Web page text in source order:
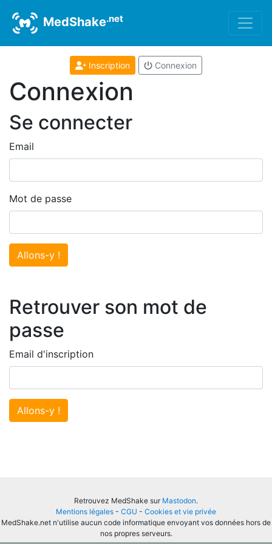
MedShake.net
Inscription Connexion
Connexion
Se connecter
Email
Mot de passe
Allons-y !
Retrouver son mot de
passe
Email d'inscription
Allons-y !
Retrouvez MedShake sur Mastodon.
Mentions légales - CGU - Cookies et vie privée
MedShake.net n'utilise aucun code informatique envoyant vos données hors de
nos propres serveurs.